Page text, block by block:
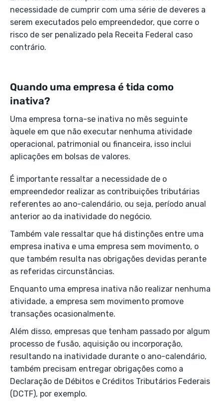
necessidade de cumprir com uma série de deveres a
serem executados pelo empreendedor, que corre o
risco de ser penalizado pela Receita Federal caso
contrário.
Quando uma empresa é tida como
inativa?
Uma empresa torna-se inativa no mês seguinte
àquele em que não executar nenhuma atividade
operacional, patrimonial ou financeira, isso inclui
aplicações em bolsas de valores.
É importante ressaltar a necessidade de o
empreendedor realizar as contribuições tributárias
referentes ao ano-calendário, ou seja, período anual
anterior ao da inatividade do negócio.
Também vale ressaltar que há distinções entre uma
empresa inativa e uma empresa sem movimento, o
que também resulta nas obrigações devidas perante
as referidas circunstâncias.
Enquanto uma empresa inativa não realizar nenhuma
atividade, a empresa sem movimento promove
transações ocasionalmente.
Além disso, empresas que tenham passado por algum
processo de fusão, aquisição ou incorporação,
resultando na inatividade durante o ano-calendário,
também precisam entregar obrigações como a
Declaração de Débitos e Créditos Tributários Federais
(DCTF), por exemplo.